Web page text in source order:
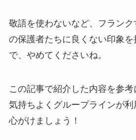
敬語を使わないなど、フラン
の保護者たちに良くない印象
で、やめてくださいね。
この記事で紹介した内容を参
気持ちよくグループラインが利
心がけましょう！